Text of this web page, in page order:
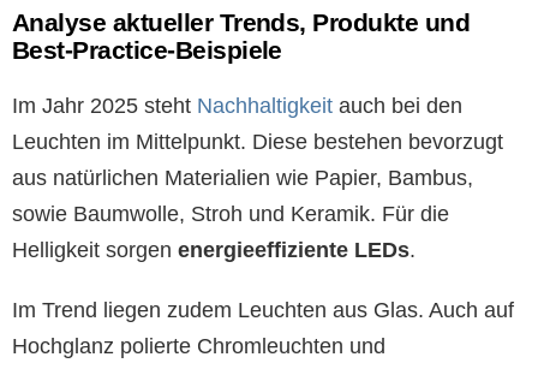
Analyse aktueller Trends, Produkte und
Best-Practice-Beispiele
Im Jahr 2025 steht Nachhaltigkeit auch bei den
Leuchten im Mittelpunkt. Diese bestehen bevorzugt
aus natürlichen Materialien wie Papier, Bambus,
sowie Baumwolle, Stroh und Keramik. Für die
Helligkeit sorgen energieeffiziente LEDs.
Im Trend liegen zudem Leuchten aus Glas. Auch auf
Hochglanz polierte Chromleuchten und